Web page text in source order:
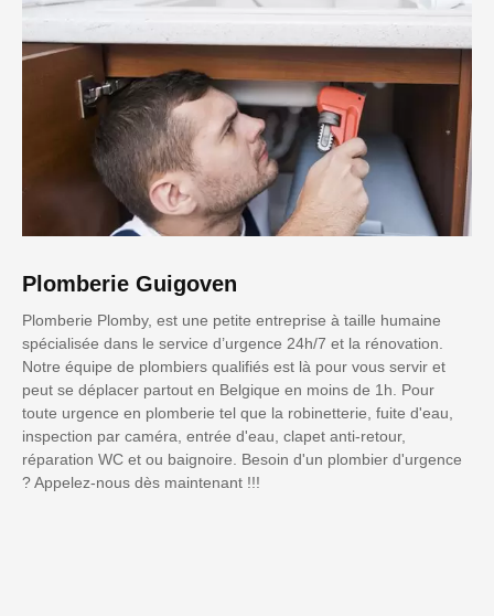
Plomberie Guigoven
Plomberie Plomby, est une petite entreprise à taille humaine
spécialisée dans le service d’urgence 24h/7 et la rénovation.
Notre équipe de plombiers qualifiés est là pour vous servir et
peut se déplacer partout en Belgique en moins de 1h. Pour
toute urgence en plomberie tel que la robinetterie, fuite d'eau,
inspection par caméra, entrée d'eau, clapet anti-retour,
réparation WC et ou baignoire. Besoin d'un plombier d'urgence
? Appelez-nous dès maintenant !!!